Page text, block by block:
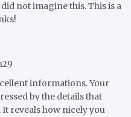
not imagine this. This is a
informations. Your
by the details that
It reveals how nicely you